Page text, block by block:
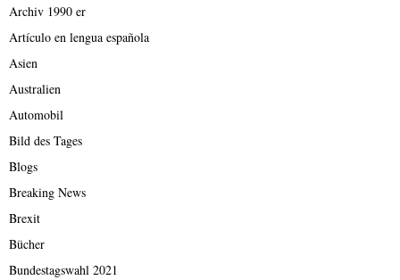
Archiv 1990 er
Artículo en lengua española
Asien
Australien
Automobil
Bild des Tages
Blogs
Breaking News
Brexit
Bücher
Bundestagswahl 2021